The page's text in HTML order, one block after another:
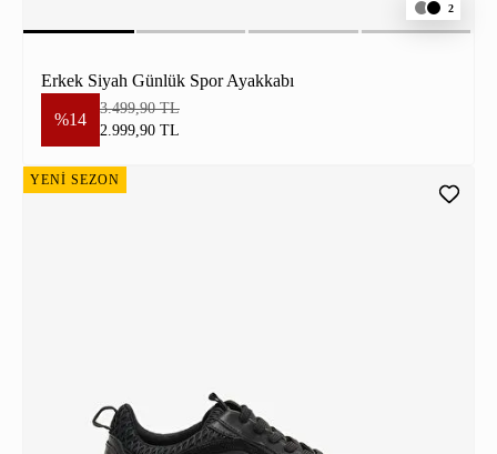
2
Erkek Siyah Günlük Spor Ayakkabı
%14
3.499,90 TL
2.999,90 TL
YENİ SEZON